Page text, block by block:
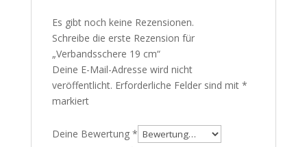
Es gibt noch keine Rezensionen.
Schreibe die erste Rezension für
„Verbandsschere 19 cm“
Deine E-Mail-Adresse wird nicht
veröffentlicht. Erforderliche Felder sind mit *
markiert
Deine Bewertung *